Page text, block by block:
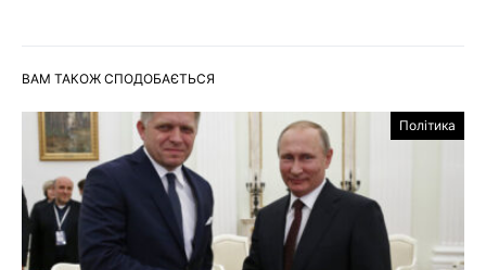
ВАМ ТАКОЖ СПОДОБАЄТЬСЯ
Політика